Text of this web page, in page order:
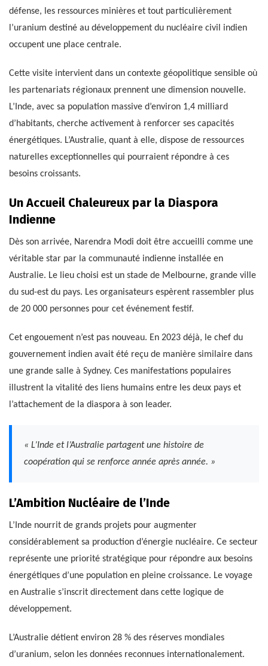
défense, les ressources minières et tout particulièrement
l’uranium destiné au développement du nucléaire civil indien
occupent une place centrale.
Cette visite intervient dans un contexte géopolitique sensible où
les partenariats régionaux prennent une dimension nouvelle.
L’Inde, avec sa population massive d’environ 1,4 milliard
d’habitants, cherche activement à renforcer ses capacités
énergétiques. L’Australie, quant à elle, dispose de ressources
naturelles exceptionnelles qui pourraient répondre à ces
besoins croissants.
Un Accueil Chaleureux par la Diaspora
Indienne
Dès son arrivée, Narendra Modi doit être accueilli comme une
véritable star par la communauté indienne installée en
Australie. Le lieu choisi est un stade de Melbourne, grande ville
du sud-est du pays. Les organisateurs espèrent rassembler plus
de 20 000 personnes pour cet événement festif.
Cet engouement n’est pas nouveau. En 2023 déjà, le chef du
gouvernement indien avait été reçu de manière similaire dans
une grande salle à Sydney. Ces manifestations populaires
illustrent la vitalité des liens humains entre les deux pays et
l’attachement de la diaspora à son leader.
« L’Inde et l’Australie partagent une histoire de
coopération qui se renforce année après année. »
L’Ambition Nucléaire de l’Inde
L’Inde nourrit de grands projets pour augmenter
considérablement sa production d’énergie nucléaire. Ce secteur
représente une priorité stratégique pour répondre aux besoins
énergétiques d’une population en pleine croissance. Le voyage
en Australie s’inscrit directement dans cette logique de
développement.
L’Australie détient environ 28 % des réserves mondiales
d’uranium, selon les données reconnues internationalement.